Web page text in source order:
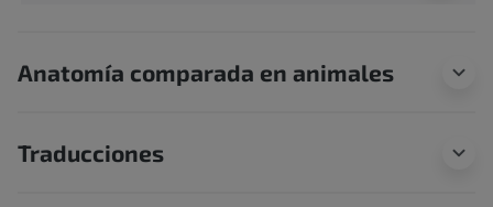
Anatomía comparada en animales
Traducciones